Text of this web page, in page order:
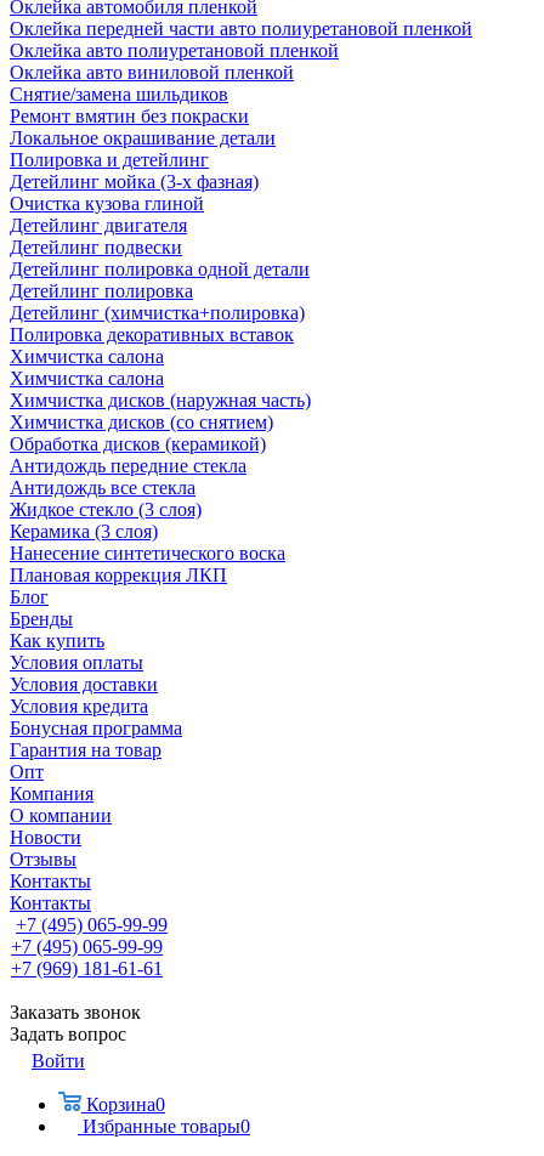
Оклейка автомобиля пленкой
Оклейка передней части авто полиуретановой пленкой
Оклейка авто полиуретановой пленкой
Оклейка авто виниловой пленкой
Снятие/замена шильдиков
Ремонт вмятин без покраски
Локальное окрашивание детали
Полировка и детейлинг
Детейлинг мойка (3-х фазная)
Очистка кузова глиной
Детейлинг двигателя
Детейлинг подвески
Детейлинг полировка одной детали
Детейлинг полировка
Детейлинг (химчистка+полировка)
Полировка декоративных вставок
Химчистка салона
Химчистка салона
Химчистка дисков (наружная часть)
Химчистка дисков (со снятием)
Обработка дисков (керамикой)
Антидождь передние стекла
Антидождь все стекла
Жидкое стекло (3 слоя)
Керамика (3 слоя)
Нанесение синтетического воска
Плановая коррекция ЛКП
Блог
Бренды
Как купить
Условия оплаты
Условия доставки
Условия кредита
Бонусная программа
Гарантия на товар
Опт
Компания
О компании
Новости
Отзывы
Контакты
Контакты
+7 (495) 065-99-99
+7 (495) 065-99-99
+7 (969) 181-61-61
Заказать звонок
Задать вопрос
Войти
Корзина0
Избранные товары0